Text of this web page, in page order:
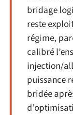
bridage
reste
régime,
calibré
injection/
puissance
bridée